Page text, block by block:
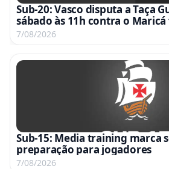
Sub-20: Vasco disputa a Taça
sábado às 11h contra o Maricá
7/08/2026
Sub-15: Media training marca
preparação para jogadores
7/08/2026